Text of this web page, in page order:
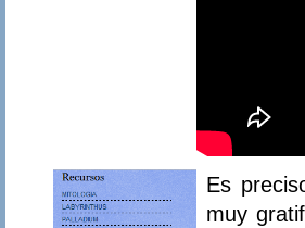
Es
muy